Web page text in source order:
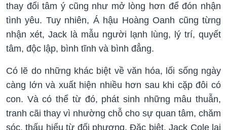
thay đổi tâm ý cũng như mở lòng hơn để đón nhận
tình yêu. Tuy nhiên, Á hậu Hoàng Oanh cũng từng
nhận xét, Jack là mẫu người lạnh lùng, lý trí, quyết
tâm, độc lập, bình tĩnh và bình đẳng.
Có lẽ do những khác biệt về văn hóa, lối sống ngày
càng lớn và xuất hiện nhiều hơn sau khi cặp đôi có
con. Và có thể từ đó, phát sinh những mâu thuẫn,
tranh cãi thay vì nhường chỗ cho sự quan tâm, chăm
sóc, thấu hiểu từ đối phương. Đặc biệt, Jack Cole lại